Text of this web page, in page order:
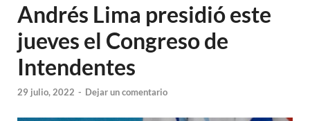
Andrés Lima presidió este
jueves el Congreso de
Intendentes
29 julio, 2022 - Dejar un comentario